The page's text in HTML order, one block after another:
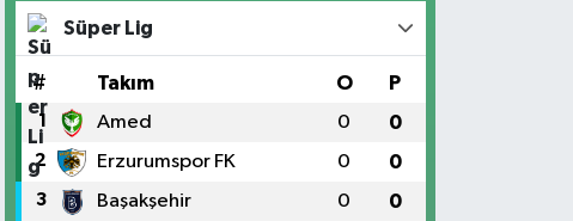
Süper Lig
# Takım O P
1 Amed 0 0
2 Erzurumspor FK 0 0
3 Başakşehir 0 0